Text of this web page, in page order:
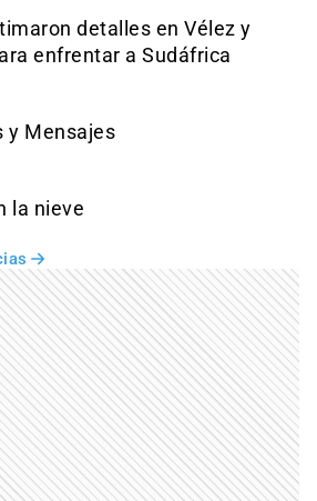
detalles en Vélez y
enfrentar a Sudáfrica
y Mensajes
la nieve